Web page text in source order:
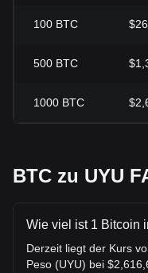
100 BTC
500 BTC
1000 BTC
BTC zu UYU
Wie viel ist 1 Bitcoin
Derzeit liegt der Kurs
Peso (UYU) bei